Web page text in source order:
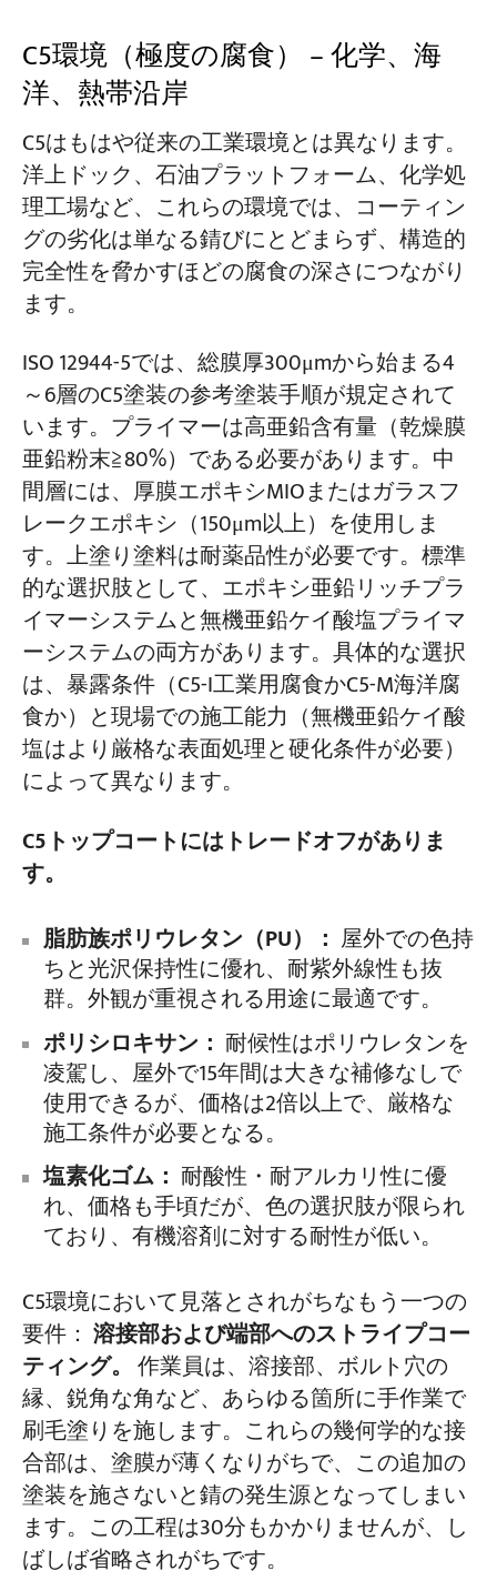
C5環境（極度の腐食） – 化学、海
洋、熱帯沿岸
C5はもはや従来の工業環境とは異なります。
洋上ドック、石油プラットフォーム、化学処
理工場など、これらの環境では、コーティン
グの劣化は単なる錆びにとどまらず、構造的
完全性を脅かすほどの腐食の深さにつながり
ます。
ISO 12944-5では、総膜厚300μmから始まる4
～6層のC5塗装の参考塗装手順が規定されて
います。プライマーは高亜鉛含有量（乾燥膜
亜鉛粉末≧80%）である必要があります。中
間層には、厚膜エポキシMIOまたはガラスフ
レークエポキシ（150μm以上）を使用しま
す。上塗り塗料は耐薬品性が必要です。標準
的な選択肢として、エポキシ亜鉛リッチプラ
イマーシステムと無機亜鉛ケイ酸塩プライマ
ーシステムの両方があります。具体的な選択
は、暴露条件（C5-I工業用腐食かC5-M海洋腐
食か）と現場での施工能力（無機亜鉛ケイ酸
塩はより厳格な表面処理と硬化条件が必要）
によって異なります。
C5トップコートにはトレードオフがありま
す。
脂肪族ポリウレタン（PU）： 屋外での色持
ちと光沢保持性に優れ、耐紫外線性も抜
群。外観が重視される用途に最適です。
ポリシロキサン： 耐候性はポリウレタンを
凌駕し、屋外で15年間は大きな補修なしで
使用できるが、価格は2倍以上で、厳格な
施工条件が必要となる。
塩素化ゴム： 耐酸性・耐アルカリ性に優
れ、価格も手頃だが、色の選択肢が限られ
ており、有機溶剤に対する耐性が低い。
C5環境において見落とされがちなもう一つの
要件： 溶接部および端部へのストライプコー
ティング。 作業員は、溶接部、ボルト穴の
縁、鋭角な角など、あらゆる箇所に手作業で
刷毛塗りを施します。これらの幾何学的な接
合部は、塗膜が薄くなりがちで、この追加の
塗装を施さないと錆の発生源となってしまい
ます。この工程は30分もかかりませんが、し
ばしば省略されがちです。